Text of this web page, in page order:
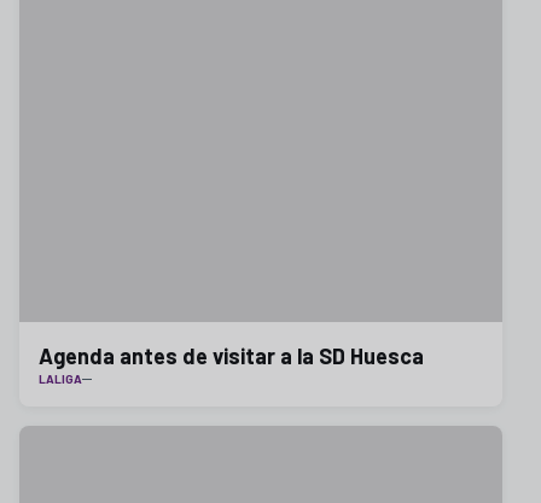
Agenda antes de visitar a la SD Huesca
LALIGA